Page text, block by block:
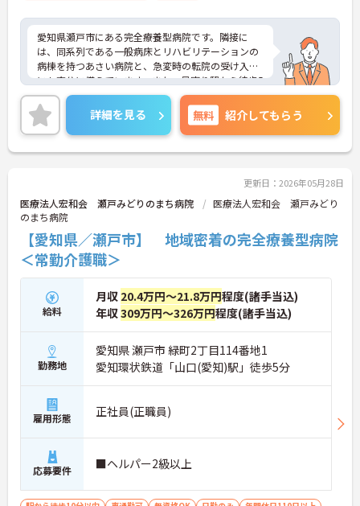
愛知県瀬戸市にある完全療養型病院です。隣接に
は、同系列である一般病床とリハビリテーションの
病棟を持つあさい病院と、急変時の転院の受け入れ
にも充分に備えています。また、最寄り駅から徒歩5
分と、マイカーでの通勤も可能なので通勤も大変便
利です。福利厚生が充実している点も魅力です。ご
興味ある方には、面接対策ポイントなど、さらに詳
細をお話しいたしますのでお気軽にご相談くださ
い。
詳細を見る 無料 紹介してもらう
更新日：2026年05月28日
医療法人宏和会 瀬戸みどりのまち病院
医療法人宏和会 瀬戸みどり
のまち病院
【愛知県／瀬戸市】 地域密着の完全療養型病院
＜常勤介護職＞
給料
月収 20.4万円～21.8万円程度(諸手当込)
年収309万円～326万円程度(諸手当込)
勤務地
愛知県 瀬戸市 緑町2丁目114番地1
愛知環状鉄道「山口(愛知)駅」徒歩5分
雇用形態 正社員(正職員)
応募要件 ■ヘルパー2級以上